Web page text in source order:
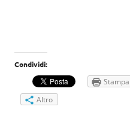
Condividi:
Stampa
Altro